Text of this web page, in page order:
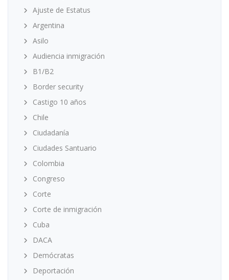
Ajuste de Estatus
Argentina
Asilo
Audiencia inmigración
B1/B2
Border security
Castigo 10 años
Chile
Ciudadanía
Ciudades Santuario
Colombia
Congreso
Corte
Corte de inmigración
Cuba
DACA
Demócratas
Deportación